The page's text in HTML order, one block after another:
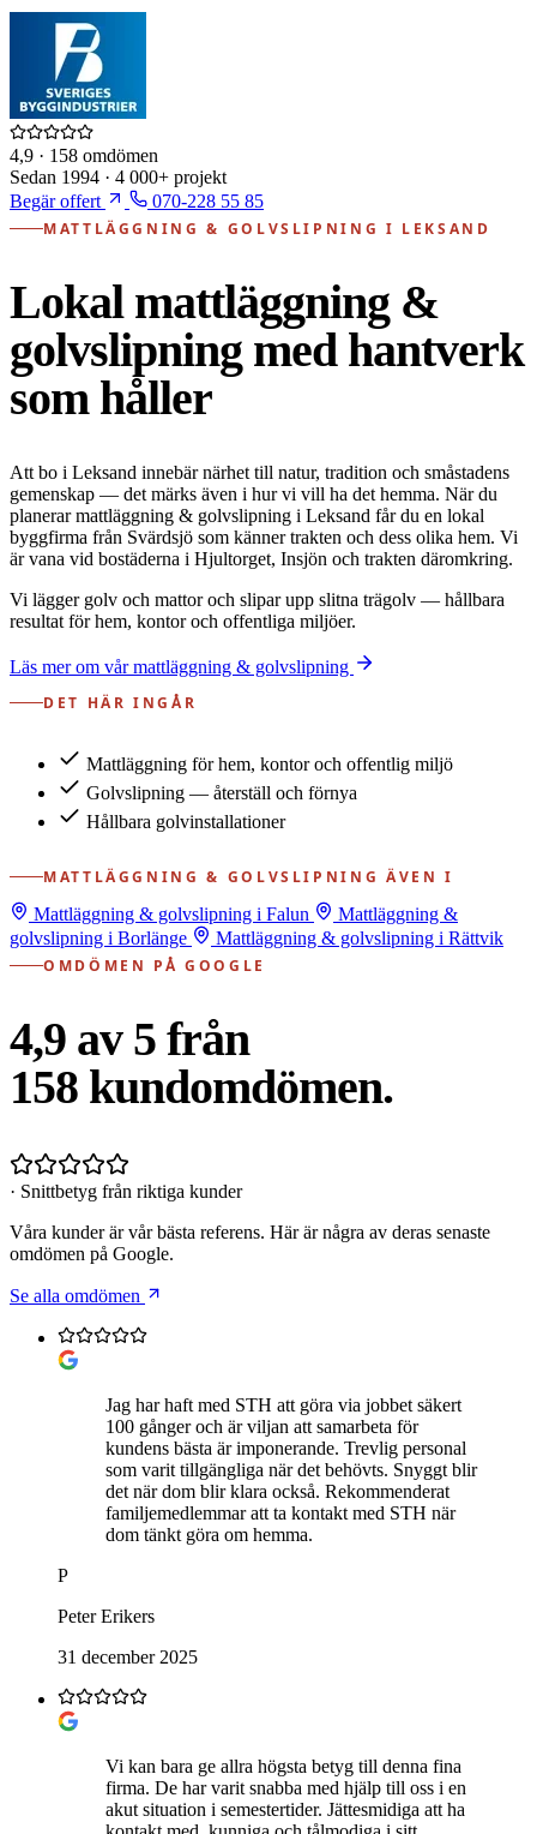
4,9 · 158 omdömen
Sedan 1994 · 4 000+ projekt
Begär offert
070-228 55 85
MATTLÄGGNING & GOLVSLIPNING I LEKSAND
Lokal mattläggning &
golvslipning med hantverk
som håller
Att bo i Leksand innebär närhet till natur, tradition och småstadens
gemenskap — det märks även i hur vi vill ha det hemma. När du
planerar mattläggning & golvslipning i Leksand får du en lokal
byggfirma från Svärdsjö som känner trakten och dess olika hem. Vi
är vana vid bostäderna i Hjultorget, Insjön och trakten däromkring.
Vi lägger golv och mattor och slipar upp slitna trägolv — hållbara
resultat för hem, kontor och offentliga miljöer.
Läs mer om vår mattläggning & golvslipning
DET HÄR INGÅR
Mattläggning för hem, kontor och offentlig miljö
Golvslipning — återställ och förnya
Hållbara golvinstallationer
MATTLÄGGNING & GOLVSLIPNING ÄVEN I
Mattläggning & golvslipning i Falun
Mattläggning &
golvslipning i Borlänge
Mattläggning & golvslipning i Rättvik
OMDÖMEN PÅ GOOGLE
4,9 av 5 från
158 kundomdömen.
· Snittbetyg från riktiga kunder
Våra kunder är vår bästa referens. Här är några av deras senaste
omdömen på Google.
Se alla omdömen
Jag har haft med STH att göra via jobbet säkert
100 gånger och är viljan att samarbeta för
kundens bästa är imponerande. Trevlig personal
som varit tillgängliga när det behövts. Snyggt blir
det när dom blir klara också. Rekommenderat
familjemedlemmar att ta kontakt med STH när
dom tänkt göra om hemma.
P
Peter Erikers
31 december 2025
Vi kan bara ge allra högsta betyg till denna fina
firma. De har varit snabba med hjälp till oss i en
akut situation i semestertider. Jättesmidiga att ha